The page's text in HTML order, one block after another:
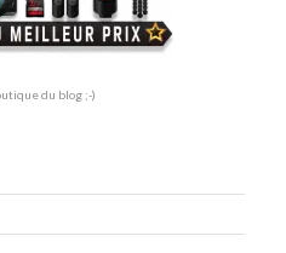
du blog ;-)